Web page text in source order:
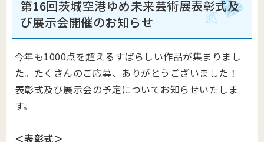
第16回茨城空港ゆめ未来芸術展表彰式及
び展示会開催のお知らせ
今年も1000点を超えるすばらしい作品が集まりまし
た。たくさんのご応募、ありがとうございました！
表彰式及び展示会の予定についてお知らせいたしま
す。
＜表彰式＞